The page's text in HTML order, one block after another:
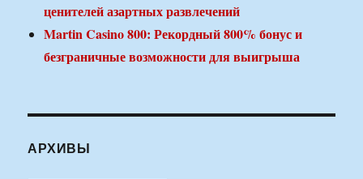
ценителей азартных развлечений
Martin Casino 800: Рекордный 800% бонус и
безграничные возможности для выигрыша
АРХИВЫ